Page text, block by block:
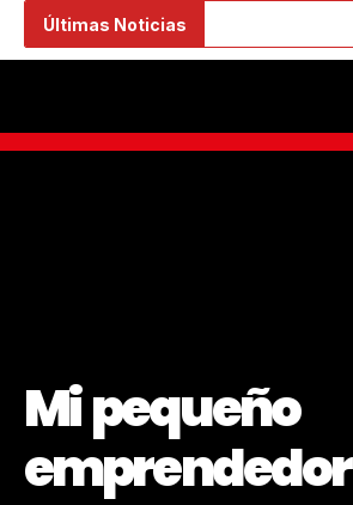
Últimas Noticias
Mi pequeño
emprendedor